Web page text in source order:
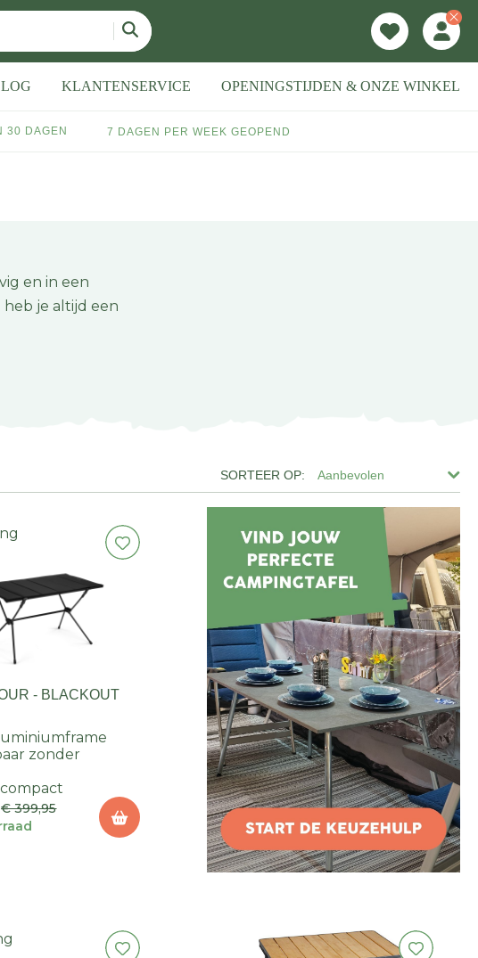
KLANTENSERVICE OPENINGSTIJDEN & ONZE WINKEL
30 DAGEN 7 DAGEN PER WEEK GEOPEND
en in een
je altijd een
Aanbevolen
- BLACKOUT
zonder
€ 399,95